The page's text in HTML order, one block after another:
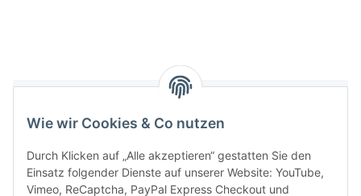
Wie wir Cookies & Co nutzen
Durch Klicken auf „Alle akzeptieren“ gestatten Sie den
Einsatz folgender Dienste auf unserer Website: YouTube,
Vimeo, ReCaptcha, PayPal Express Checkout und